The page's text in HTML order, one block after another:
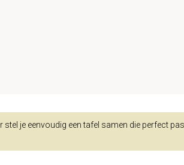
je eenvoudig een tafel samen die perfect